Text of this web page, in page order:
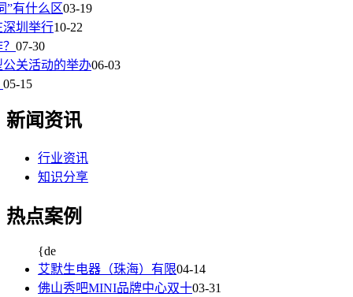
”有什么区03-19
深圳举行10-22
07-30
关活动的举办06-03
05-15
新闻资讯
行业资讯
知识分享
热点案例
{de
艾默生电器（珠海）有限04-14
佛山秀吧MINI品牌中心双十03-31